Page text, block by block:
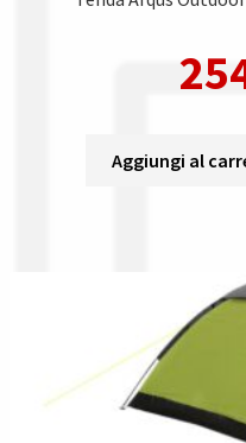
Aggiungi al